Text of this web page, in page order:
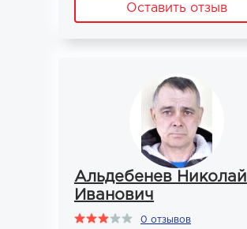
Оставить отзыв
Альдебенев Николай
Иванович
0 отзывов